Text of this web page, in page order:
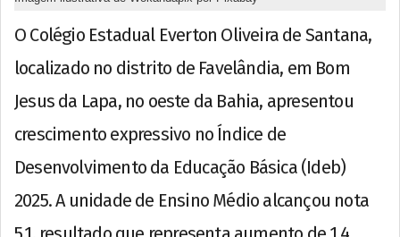
O Colégio Estadual Everton Oliveira de Santana,
localizado no distrito de Favelândia, em Bom
Jesus da Lapa, no oeste da Bahia, apresentou
crescimento expressivo no Índice de
Desenvolvimento da Educação Básica (Ideb)
2025. A unidade de Ensino Médio alcançou nota